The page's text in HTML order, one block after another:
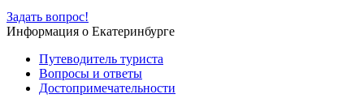
Задать вопрос!
Информация о Екатеринбурге
Путеводитель туриста
Вопросы и ответы
Достопримечательности